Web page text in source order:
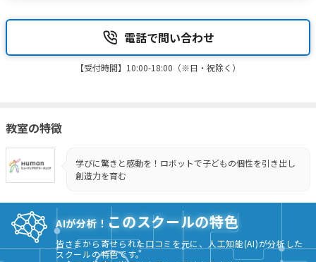
電話で問い合わせ
【受付時間】10:00-18:00（※日・祝除く）
教室の特徴
学びに驚きと感動を！ロボットで子どもの個性を引き出し
創造力を育む
AIが分析！ このスクールの特色
皆さまから寄せられた口コミを元に、人工知能(AI)が分析した
スクールの特色です。